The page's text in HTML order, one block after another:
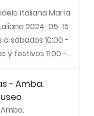
italiana María
2024-05-15
sábados 10:00 -
y festivos 11:00 -...
- Amba.